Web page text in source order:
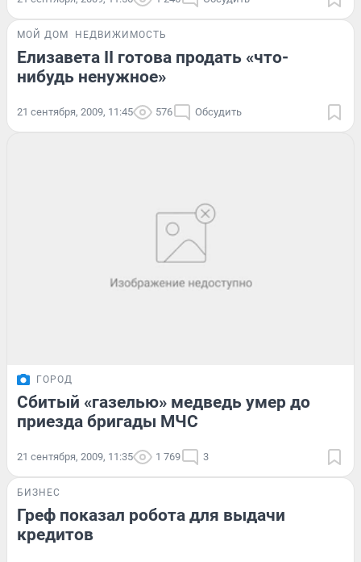
МОЙ ДОМ НЕДВИЖИМОСТЬ
Елизавета II готова продать «что-
нибудь ненужное»
21 сентября, 2009, 11:45 576 Обсудить
ГОРОД
Сбитый «газелью» медведь умер до
приезда бригады МЧС
21 сентября, 2009, 11:35 1 769 3
БИЗНЕС
Греф показал робота для выдачи
кредитов